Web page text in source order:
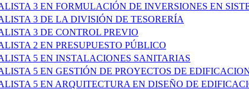
3 EN FORMULACIÓN DE INVERSIONES EN
3 DE LA DIVISIÓN DE TESORERÍA
3 DE CONTROL PREVIO
2 EN PRESUPUESTO PÚBLICO
5 EN INSTALACIONES SANITARIAS
5 EN GESTIÓN DE PROYECTOS DE
5 EN ARQUITECTURA EN DISEÑO DE